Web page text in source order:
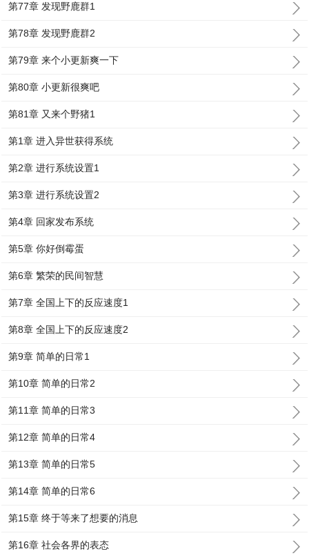
第77章 发现野鹿群1
第78章 发现野鹿群2
第79章 来个小更新爽一下
第80章 小更新很爽吧
第81章 又来个野猪1
第1章 进入异世获得系统
第2章 进行系统设置1
第3章 进行系统设置2
第4章 回家发布系统
第5章 你好倒霉蛋
第6章 繁荣的民间智慧
第7章 全国上下的反应速度1
第8章 全国上下的反应速度2
第9章 简单的日常1
第10章 简单的日常2
第11章 简单的日常3
第12章 简单的日常4
第13章 简单的日常5
第14章 简单的日常6
第15章 终于等来了想要的消息
第16章 社会各界的表态